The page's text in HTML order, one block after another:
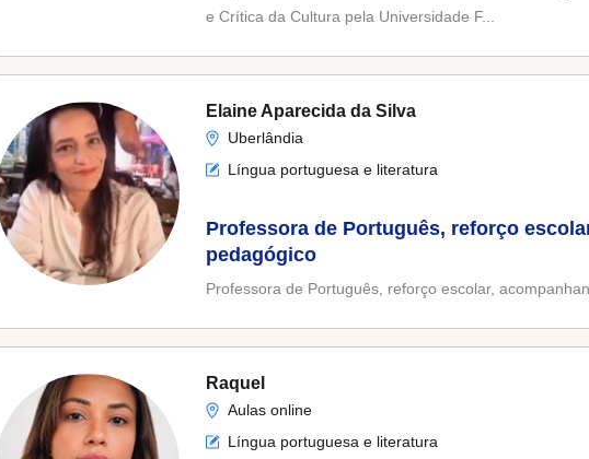
e Crítica da Cultura pela Universidade F...
Elaine Aparecida da Silva
Uberlândia
Língua portuguesa e literatura
Professora de Português, reforço
pedagógico
Professora de Português, reforço escolar,
Raquel
Aulas online
Língua portuguesa e literatura